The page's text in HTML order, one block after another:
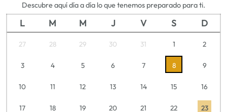
Descubre aquí día a día lo que tenemos preparado para ti.
L M M J V S D
27 28 29 30 31 1 2
3 4 5 6 7 8 9
10 11 12 13 14 15 16
17 18 19 20 21 22 23